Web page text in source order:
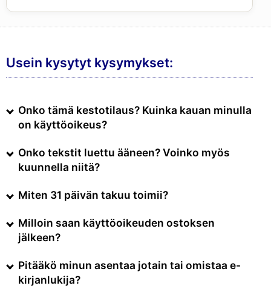
Usein kysytyt kysymykset:
Onko tämä kestotilaus? Kuinka kauan minulla
on käyttöoikeus?
Onko tekstit luettu ääneen? Voinko myös
kuunnella niitä?
Miten 31 päivän takuu toimii?
Milloin saan käyttöoikeuden ostoksen
jälkeen?
Pitääkö minun asentaa jotain tai omistaa e-
kirjanlukija?